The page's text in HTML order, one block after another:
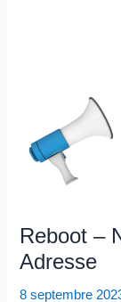
Reboot –
Adresse
8 septembre